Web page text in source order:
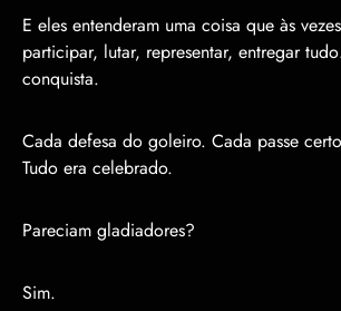
E eles entenderam uma coisa que às
participar, lutar, representar, entregar
conquista.
Cada defesa do goleiro. Cada passe
Tudo era celebrado.
Pareciam gladiadores?
Sim.